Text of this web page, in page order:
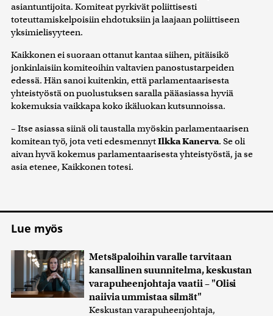
asiantuntijoita. Komiteat pyrkivät poliittisesti
toteuttamiskelpoisiin ehdotuksiin ja laajaan poliittiseen
yksimielisyyteen.
Kaikkonen ei suoraan ottanut kantaa siihen, pitäisikö
jonkinlaisiin komiteoihin valtavien panostustarpeiden
edessä. Hän sanoi kuitenkin, että parlamentaarisesta
yhteistyöstä on puolustuksen saralla pääasiassa hyviä
kokemuksia vaikkapa koko ikäluokan kutsunnoissa.
– Itse asiassa siinä oli taustalla myöskin parlamentaarisen
komitean työ, jota veti edesmennytIlkka Kanerva. Se oli
aivan hyvä kokemus parlamentaarisesta yhteistyöstä, ja se
asia etenee, Kaikkonen totesi.
Lue myös
Metsäpaloihin varalle tarvitaan
kansallinen suunnitelma, keskustan
varapuheenjohtaja vaatii – "Olisi
naiivia ummistaa silmät"
Keskustan varapuheenjohtaja,